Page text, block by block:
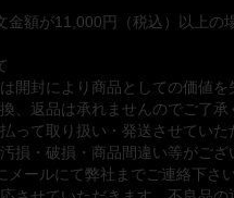
額が11,000円（税込）以上の
開封により商品としての価値
、返品は承れませんのでご了承
って取り扱い・発送させていた
損・破損・商品間違い等がござ
メールにて弊社までご連絡下さ